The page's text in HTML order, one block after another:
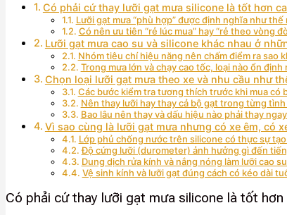
Có phải cứ thay lưỡi gạt mưa silicone là tốt hơn
Lưỡi gạt mưa “phù hợp” được định nghĩa như
Có nên ưu tiên “rẻ lúc mua” hay “rẻ theo vòng
Lưỡi gạt mưa cao su và silicone khác nhau ở
Nhóm tiêu chí hiệu năng nên chấm điểm ra sao
Trong mưa lớn và chạy cao tốc, loại nào ổn định
Chọn loại lưỡi gạt mưa theo xe và nhu cầu như
Các bước kiểm tra tương thích trước khi mua có
Nên thay lưỡi hay thay cả bộ gạt trong từng
Bao lâu nên thay và dấu hiệu nào phải thay
Vì sao cùng là lưỡi gạt mưa nhưng có xe êm, có
Lớp phủ chống nước trên silicone có thực sự
Độ cứng lưỡi (durometer) ảnh hưởng gì đến
Dung dịch rửa kính và nắng nóng làm lưỡi cao
Vệ sinh kính và lưỡi gạt đúng cách có kéo dài
Có phải cứ thay lưỡi gạt mưa silicone là tốt hơn